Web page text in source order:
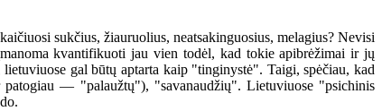
sukčius, žiauruolius, neatsakinguosius, melagius? Nevisi
kvantifikuoti jau vien todėl, kad tokie apibrėžimai ir jų
gal būtų aptarta kaip "tinginystė". Taigi, spėčiau, kad
— "palaužtų"), "savanaudžių". Lietuviuose "psichinis